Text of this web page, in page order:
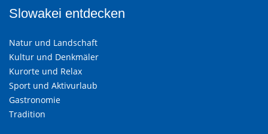
Slowakei entdecken
Natur und Landschaft
Kultur und Denkmäler
Kurorte und Relax
Sport und Aktivurlaub
Gastronomie
Tradition